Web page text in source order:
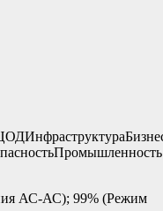
АС-АС); 99% (Режим